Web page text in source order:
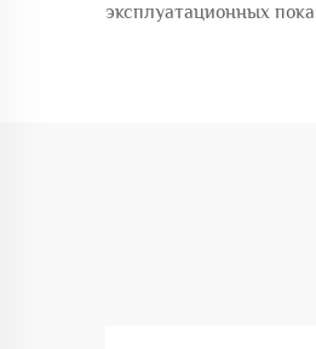
эксплуатационных